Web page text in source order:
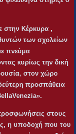
στην Κέρκυρα ,
των σχολείων
πνεύμα
κυρίως την δική
στον χώρο
προσπάθεια
Venezia».
στους
η υποδοχή που του